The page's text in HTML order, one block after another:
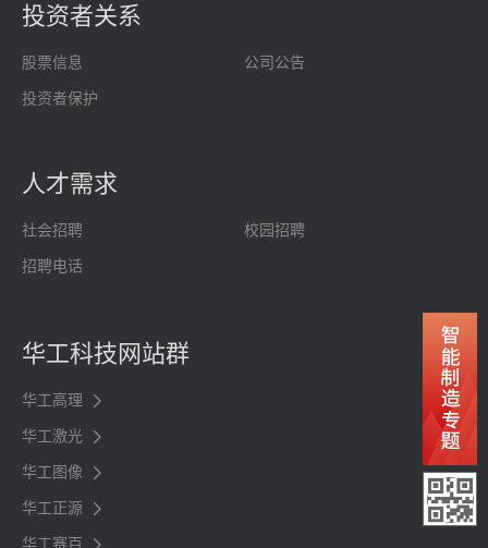
投资者关系
股票信息 公司公告
投资者保护
人才需求
社会招聘 校园招聘
招聘电话
华工科技网站群
华工高理
华工激光
华工图像
华工正源
华工赛百